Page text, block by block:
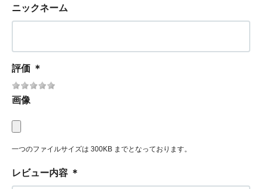
ニックネーム
評価 ＊
画像
一つのファイルサイズは 300KB までとなっております。
レビュー内容 ＊